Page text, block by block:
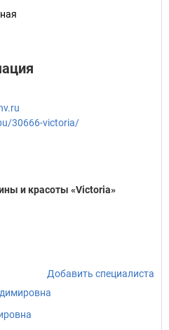
30666-victoria/
и красоты «Victoria»
Добавить специалиста